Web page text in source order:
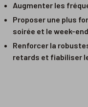
Augmenter les
Proposer une plus
soirée et le week-end
Renforcer la
retards et fiabiliser